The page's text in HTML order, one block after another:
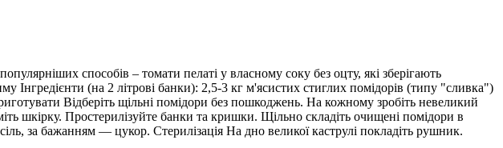
способів – томати пелаті у власному соку без оцту, які зберігають
Інгредієнти (на 2 літрові банки): 2,5-3 кг м'ясистих стиглих помідорів (типу "сливка")
Відберіть щільні помідори без пошкоджень. На кожному зробіть невеликий
шкірку. Простерилізуйте банки та кришки. Щільно складіть очищені помідори в
за бажанням — цукор. Стерилізація На дно великої каструлі покладіть рушник.